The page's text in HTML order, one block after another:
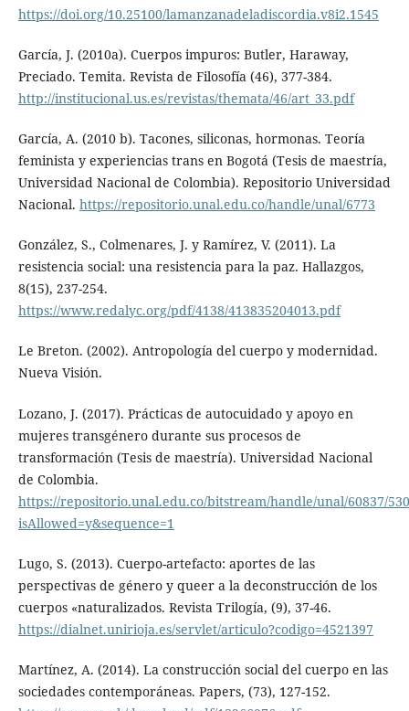
https://doi.org/10.25100/lamanzanadeladiscordia.v8i2.1545
García, J. (2010a). Cuerpos impuros: Butler, Haraway,
Preciado. Temita. Revista de Filosofía (46), 377-384.
http://institucional.us.es/revistas/themata/46/art_33.pdf
García, A. (2010 b). Tacones, siliconas, hormonas. Teoría
feminista y experiencias trans en Bogotá (Tesis de maestría,
Universidad Nacional de Colombia). Repositorio Universidad
Nacional. https://repositorio.unal.edu.co/handle/unal/6773
González, S., Colmenares, J. y Ramírez, V. (2011). La
resistencia social: una resistencia para la paz. Hallazgos,
8(15), 237-254.
https://www.redalyc.org/pdf/4138/413835204013.pdf
Le Breton. (2002). Antropología del cuerpo y modernidad.
Nueva Visión.
Lozano, J. (2017). Prácticas de autocuidado y apoyo en
mujeres transgénero durante sus procesos de
transformación (Tesis de maestría). Universidad Nacional
de Colombia.
https://repositorio.unal.edu.co/bitstream/handle/unal/60837/
isAllowed=y&sequence=1
Lugo, S. (2013). Cuerpo-artefacto: aportes de las
perspectivas de género y queer a la deconstrucción de los
cuerpos «naturalizados. Revista Trilogía, (9), 37-46.
https://dialnet.unirioja.es/servlet/articulo?codigo=4521397
Martínez, A. (2014). La construcción social del cuerpo en las
sociedades contemporáneas. Papers, (73), 127-152.